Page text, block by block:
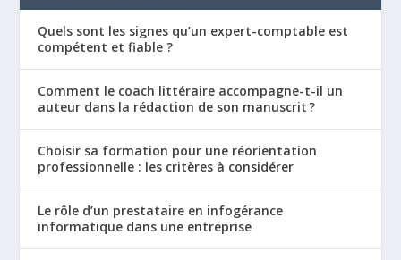
Quels sont les signes qu’un expert-comptable est
compétent et fiable ?
Comment le coach littéraire accompagne-t-il un
auteur dans la rédaction de son manuscrit ?
Choisir sa formation pour une réorientation
professionnelle : les critères à considérer
Le rôle d’un prestataire en infogérance
informatique dans une entreprise